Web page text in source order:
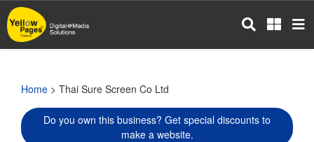
Skip
to
main
Home > Thai Sure Screen Co Ltd
Do you own this business? Get special discounts to
make a website.